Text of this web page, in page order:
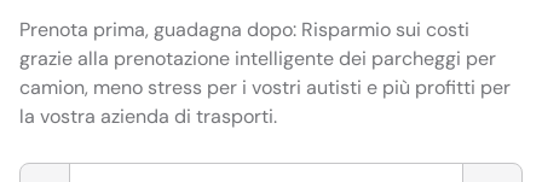
Prenota prima, guadagna dopo: Risparmio sui costi
grazie alla prenotazione intelligente dei parcheggi per
camion, meno stress per i vostri autisti e più profitti per
la vostra azienda di trasporti.